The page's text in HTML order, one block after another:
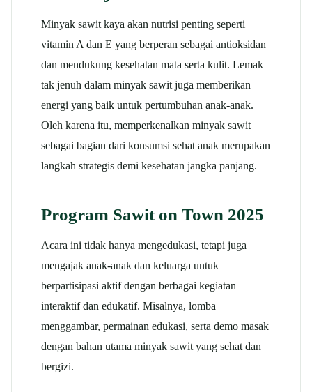
Minyak sawit kaya akan nutrisi penting seperti
vitamin A dan E yang berperan sebagai antioksidan
dan mendukung kesehatan mata serta kulit. Lemak
tak jenuh dalam minyak sawit juga memberikan
energi yang baik untuk pertumbuhan anak-anak.
Oleh karena itu, memperkenalkan minyak sawit
sebagai bagian dari konsumsi sehat anak merupakan
langkah strategis demi kesehatan jangka panjang.
Program Sawit on Town 2025
Acara ini tidak hanya mengedukasi, tetapi juga
mengajak anak-anak dan keluarga untuk
berpartisipasi aktif dengan berbagai kegiatan
interaktif dan edukatif. Misalnya, lomba
menggambar, permainan edukasi, serta demo masak
dengan bahan utama minyak sawit yang sehat dan
bergizi.